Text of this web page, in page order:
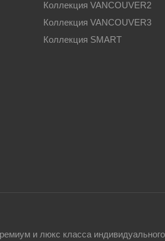
Коллекция VANCOUVER2
Коллекция VANCOUVER3
Коллекция SMART
и люкс класса